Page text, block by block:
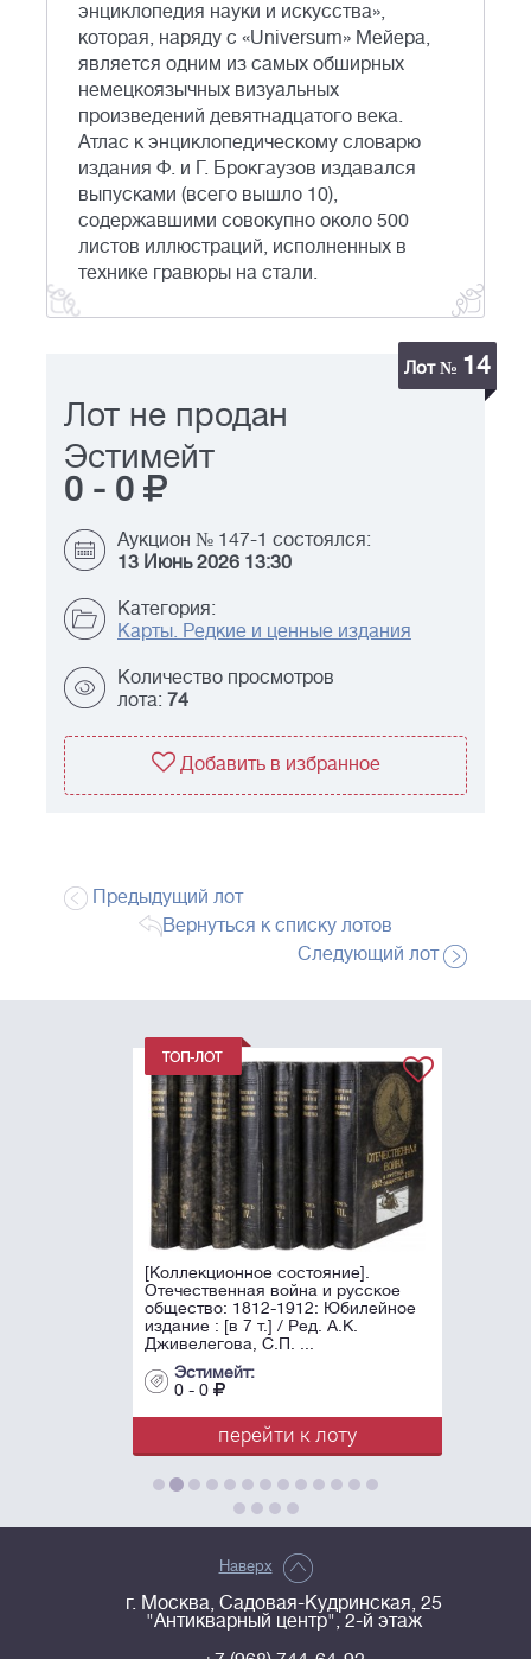
энциклопедия науки и искусства»,
которая, наряду с «Universum» Мейера,
является одним из самых обширных
немецкоязычных визуальных
произведений девятнадцатого века.
Атлас к энциклопедическому словарю
издания Ф. и Г. Брокгаузов издавался
выпусками (всего вышло 10),
содержавшими совокупно около 500
листов иллюстраций, исполненных в
технике гравюры на стали.
Лот № 14
Лот не продан
Эстимейт
0 - 0
Аукцион № 147-1 состоялся:
13 Июнь 2026 13:30
Категория:
Карты. Редкие и ценные издания
Количество просмотров
лота: 74
Добавить в избранное
Предыдущий лот
Вернуться к списку лотов
Следующий лот
[Коллекционное состояние].
Отечественная война и русское
общество: 1812-1912: Юбилейное
издание : [в 7 т.] / Ред. А.К.
Дживелегова, С.П. ...
Эстимейт:
0 - 0
перейти к лоту
Наверх
г. Москва, Садовая-Кудринская, 25
"Антикварный центр", 2-й этаж